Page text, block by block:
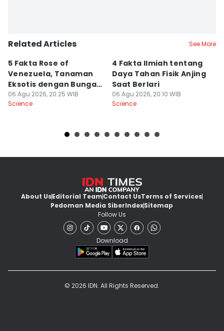
Related Articles See More
5 Fakta Rose of
Venezuela, Tanaman
Eksotis dengan Bunga
Merah Menyala
06 Agu 2026, 20:25 WIB
Science
4 Fakta Ilmiah tentang
Daya Tahan Fisik Anjing
Saat Berlari
06 Agu 2026, 20:10 WIB
Science
About UsEditorial TeamContact UsTerms of Services
Pedoman Media SiberIndexSitemap
Follow Us
Download
© 2026 IDN. All Rights Reserved.